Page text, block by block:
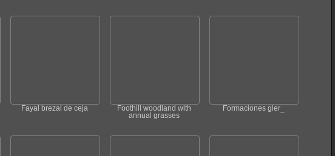
Fayal brezal de ceja
Foothill woodland with
annual grasses
Formaciones gler_